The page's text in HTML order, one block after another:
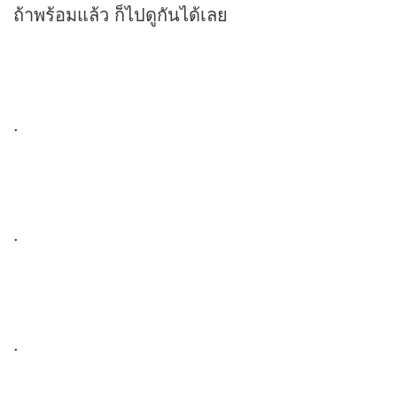
ถ้าพร้อมแล้ว ก็ไปดูกันได้เลย
.
.
.